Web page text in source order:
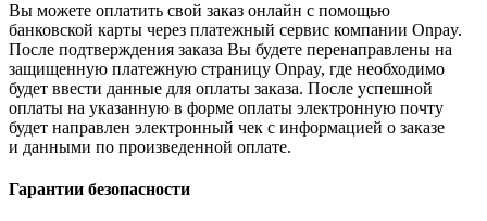
Вы можете оплатить свой заказ онлайн с помощью
банковской карты через платежный сервис компании Onpay.
После подтверждения заказа Вы будете перенаправлены на
защищенную платежную страницу Onpay, где необходимо
будет ввести данные для оплаты заказа. После успешной
оплаты на указанную в форме оплаты электронную почту
будет направлен электронный чек с информацией о заказе
и данными по произведенной оплате.
Гарантии безопасности